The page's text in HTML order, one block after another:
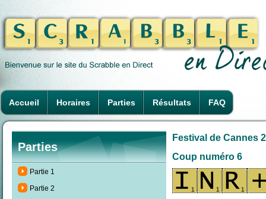
Accueil Horaires Parties Résultats FAQ
Parties
Partie 1
Partie 2
Festival de Cannes
Coup numéro 6